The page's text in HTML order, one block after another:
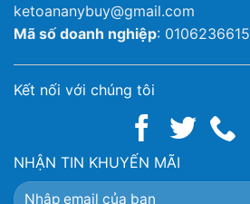
ketoananybuy@gmail.com
Mã số doanh nghiệp: 0106236615
Kết nối với chúng tôi
NHẬN TIN KHUYẾN MÃI